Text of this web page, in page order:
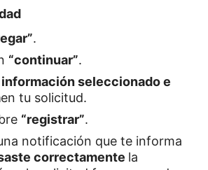
.
“continuar”.
información seleccionado e
en tu solicitud.
“registrar”.
notificación que te informa
correctamente la